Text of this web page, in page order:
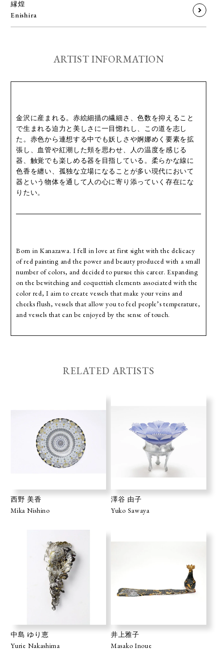
縁煌
Enishira
ARTIST INFORMATION
金沢に産まれる。赤絵細描の繊細さ、色数を抑えること
で生まれる迫力と美しさに一目惚れし、この道を志し
た。赤色から連想する中でも妖しさや婀娜めく要素を拡
張し、血管や紅潮した頬を思わせ、人の温度を感じる
器、触覚でも楽しめる器を目指している。柔らかな線に
色香を纏い、孤独な立場になることが多い現代において
器という物体を通して人の心に寄り添っていく存在にな
りたい。
Born in Kanazawa. I fell in love at first sight with the delicacy
of red painting and the power and beauty produced with a small
number of colors, and decided to pursue this career. Expanding
on the bewitching and coquettish elements associated with the
color red, I aim to create vessels that make your veins and
cheeks flush, vessels that allow you to feel people’s temperature,
and vessels that can be enjoyed by the sense of touch.
RELATED ARTISTS
西野 美香
Mika Nishino
澤谷 由子
Yuko Sawaya
中島 ゆり恵
Yurie Nakashima
井上雅子
Masako Inoue